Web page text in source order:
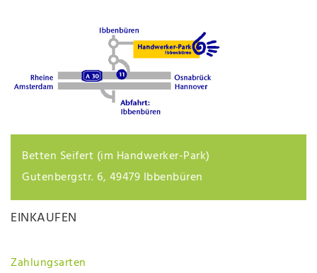
Betten Seifert (im Handwerker-Park)
Gutenbergstr. 6, 49479 Ibbenbüren
EINKAUFEN
Zahlungsarten